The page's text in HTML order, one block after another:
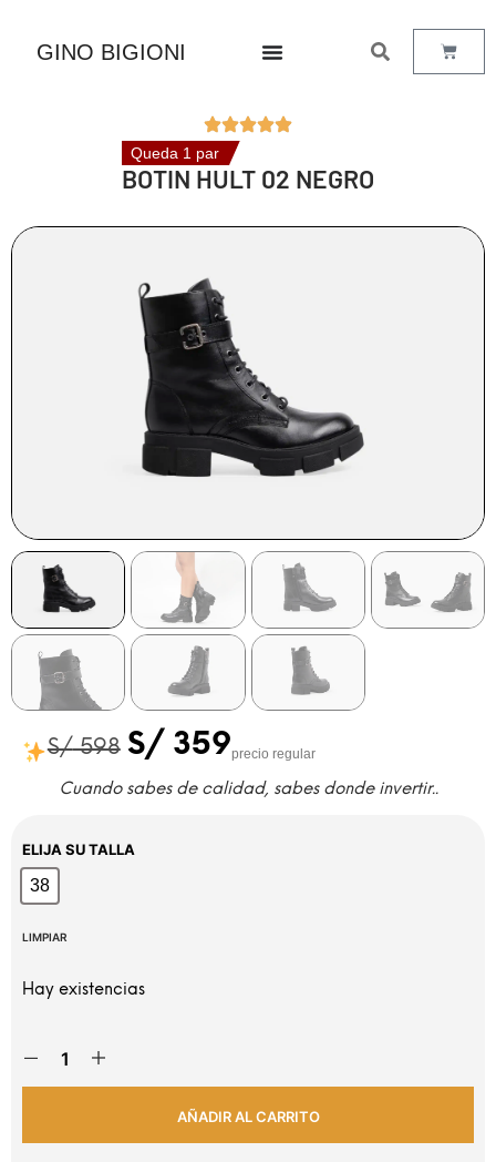
GINO BIGIONI
Queda 1 par
BOTIN HULT 02 NEGRO
S/598 S/ 359precio regular
Cuando sabes de calidad, sabes donde invertir..
ELIJA SU TALLA
38
38
LIMPIAR
Hay existencias
AÑADIR AL CARRITO